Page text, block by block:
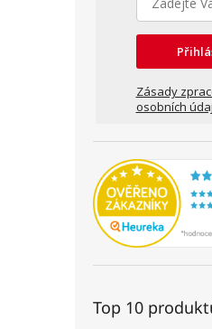
Zásady
osobních
Top 10